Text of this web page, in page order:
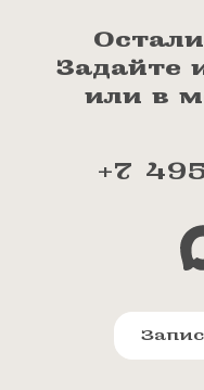
Задайте
или в
+7